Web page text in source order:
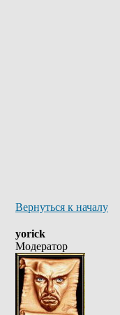
Вернуться к началу
yorick
Модератор